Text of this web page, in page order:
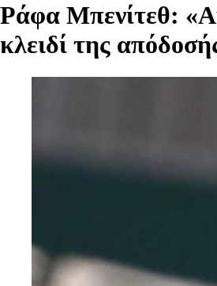
Ράφα Μπενίτεθ:
κλειδί της